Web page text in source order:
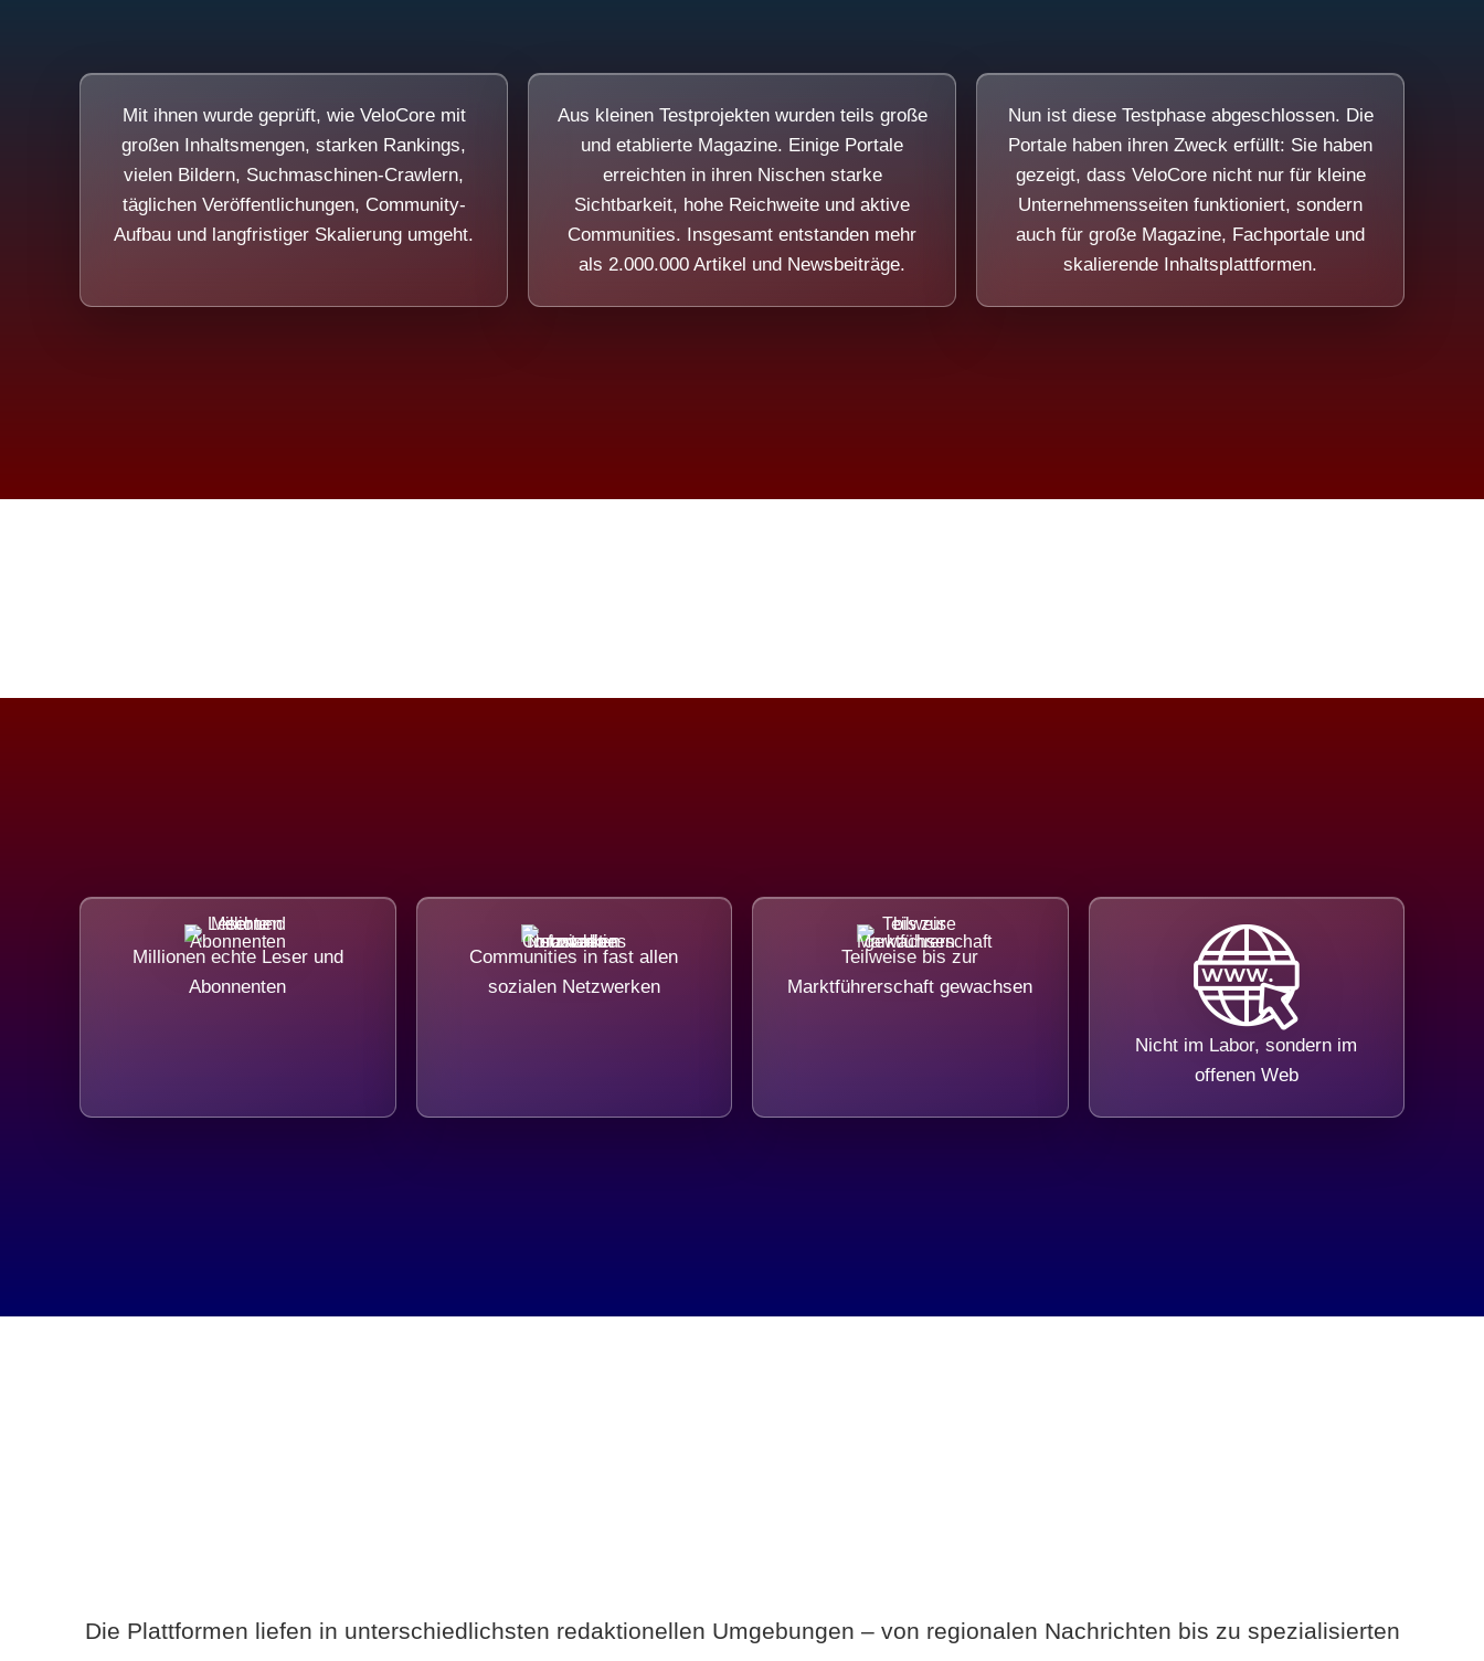
Mit ihnen wurde geprüft, wie VeloCore mit
großen Inhaltsmengen, starken Rankings,
vielen Bildern, Suchmaschinen-Crawlern,
täglichen Veröffentlichungen, Community-
Aufbau und langfristiger Skalierung umgeht.
Aus kleinen Testprojekten wurden teils große
und etablierte Magazine. Einige Portale
erreichten in ihren Nischen starke
Sichtbarkeit, hohe Reichweite und aktive
Communities. Insgesamt entstanden mehr
als 2.000.000 Artikel und Newsbeiträge.
Nun ist diese Testphase abgeschlossen. Die
Portale haben ihren Zweck erfüllt: Sie haben
gezeigt, dass VeloCore nicht nur für kleine
Unternehmensseiten funktioniert, sondern
auch für große Magazine, Fachportale und
skalierende Inhaltsplattformen.
Millionen echte Leser und
Abonnenten
Communities in fast allen
sozialen Netzwerken
Teilweise bis zur
Marktführerschaft gewachsen
Nicht im Labor, sondern im
offenen Web
Die Plattformen liefen in unterschiedlichsten redaktionellen Umgebungen – von regionalen Nachrichten bis zu spezialisierten